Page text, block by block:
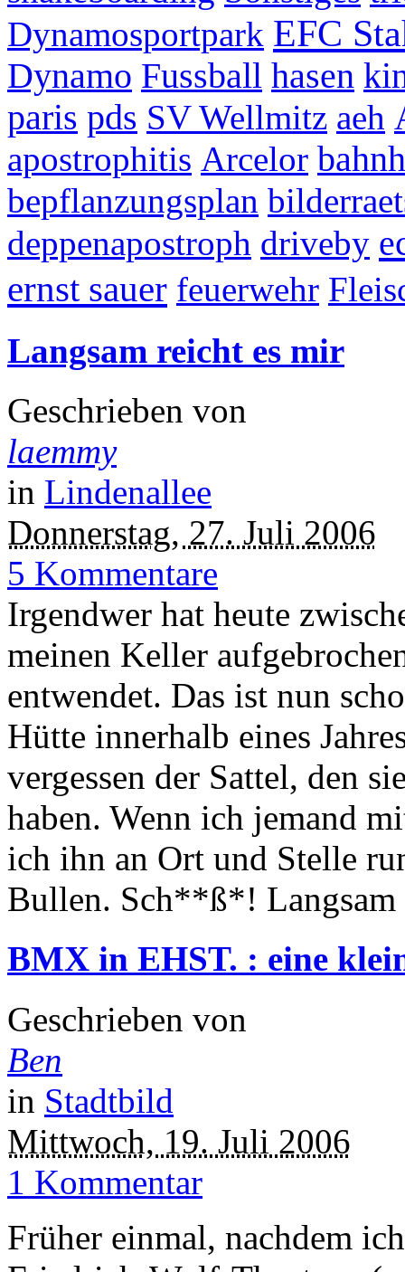
Dynamosportpark EFC
Dynamo Fussball hasen
paris pds SV Wellmitz aeh
apostrophitis Arcelor
bepflanzungsplan
deppenapostroph driveby
ernst sauer feuerwehr
Langsam reicht es mir
Geschrieben von
laemmy
in Lindenallee
Donnerstag, 27. Juli 2006
5 Kommentare
Irgendwer hat heute
meinen Keller
entwendet. Das ist nun
Hütte innerhalb eines
vergessen der Sattel, den
haben. Wenn ich jemand
ich ihn an Ort und Stelle
Bullen. Sch**ß*! Langsam
BMX in EHST. : eine
Geschrieben von
Ben
in Stadtbild
Mittwoch, 19. Juli 2006
1 Kommentar
Früher einmal, nachdem